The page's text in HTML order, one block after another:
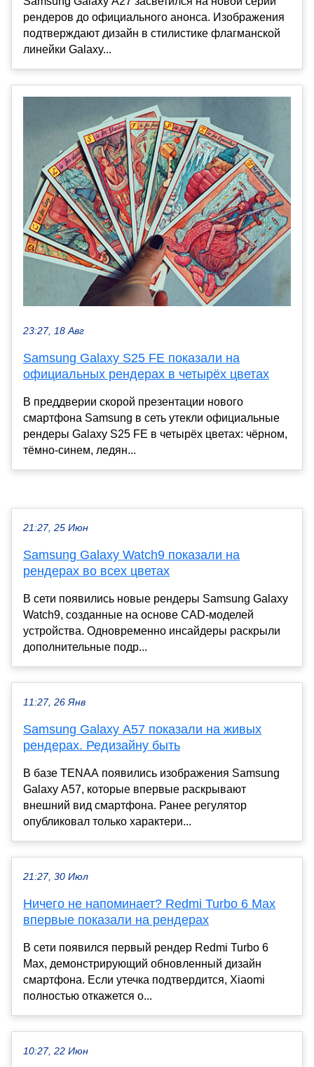
рендеров до официального анонса. Изображения
подтверждают дизайн в стилистике флагманской
линейки Galaxy...
23:27, 18 Авг
Samsung Galaxy S25 FE показали на
официальных рендерах в четырёх цветах
В преддверии скорой презентации нового
смартфона Samsung в сеть утекли официальные
рендеры Galaxy S25 FE в четырёх цветах: чёрном,
тёмно-синем, ледян...
21:27, 25 Июн
Samsung Galaxy Watch9 показали на
рендерах во всех цветах
В сети появились новые рендеры Samsung Galaxy
Watch9, созданные на основе CAD-моделей
устройства. Одновременно инсайдеры раскрыли
дополнительные подр...
11:27, 26 Янв
Samsung Galaxy A57 показали на живых
рендерах. Редизайну быть
В базе TENAA появились изображения Samsung
Galaxy A57, которые впервые раскрывают
внешний вид смартфона. Ранее регулятор
опубликовал только характери...
21:27, 30 Июл
Ничего не напоминает? Redmi Turbo 6 Max
впервые показали на рендерах
В сети появился первый рендер Redmi Turbo 6
Max, демонстрирующий обновленный дизайн
смартфона. Если утечка подтвердится, Xiaomi
полностью откажется о...
10:27, 22 Июн